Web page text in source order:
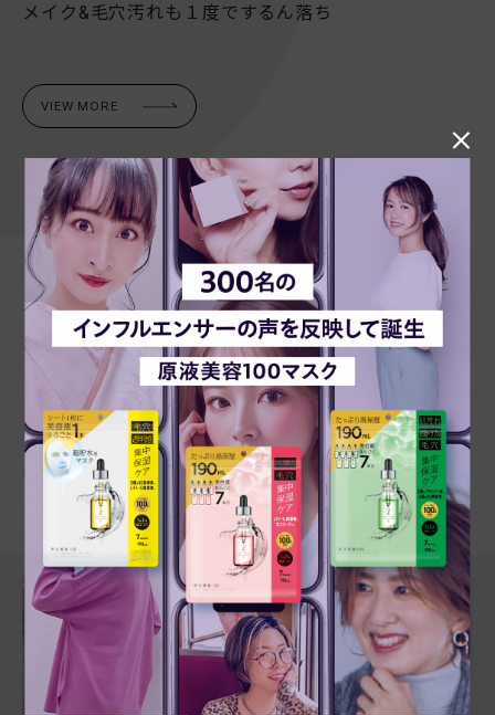
メイク&毛穴汚れも１度でするん落ち
VIEW MORE
VC retinol
※当社従来品比